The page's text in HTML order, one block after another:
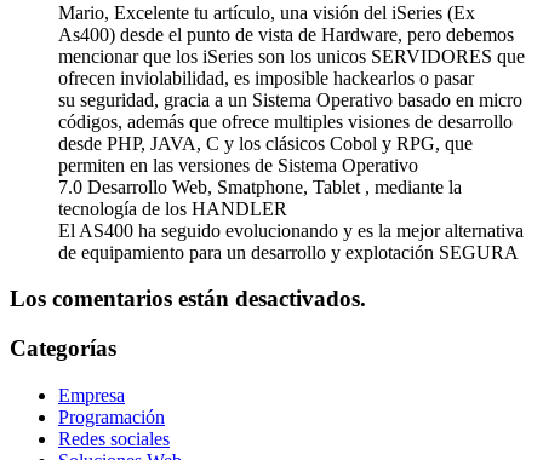
Mario, Excelente tu artículo, una visión del iSeries (Ex
As400) desde el punto de vista de Hardware, pero debemos
mencionar que los iSeries son los unicos SERVIDORES que
ofrecen inviolabilidad, es imposible hackearlos o pasar
su seguridad, gracia a un Sistema Operativo basado en micro
códigos, además que ofrece multiples visiones de desarrollo
desde PHP, JAVA, C y los clásicos Cobol y RPG, que
permiten en las versiones de Sistema Operativo
7.0 Desarrollo Web, Smatphone, Tablet , mediante la
tecnología de los HANDLER
El AS400 ha seguido evolucionando y es la mejor alternativa
de equipamiento para un desarrollo y explotación SEGURA
Los comentarios están desactivados.
Categorías
Empresa
Programación
Redes sociales